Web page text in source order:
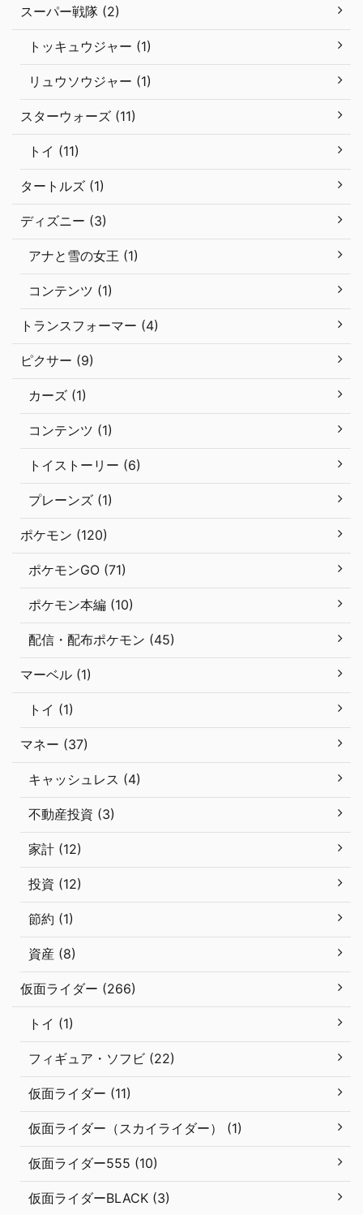
スーパー戦隊 (2)
トッキュウジャー (1)
リュウソウジャー (1)
スターウォーズ (11)
トイ (11)
タートルズ (1)
ディズニー (3)
アナと雪の女王 (1)
コンテンツ (1)
トランスフォーマー (4)
ピクサー (9)
カーズ (1)
コンテンツ (1)
トイストーリー (6)
プレーンズ (1)
ポケモン (120)
ポケモンGO (71)
ポケモン本編 (10)
配信・配布ポケモン (45)
マーベル (1)
トイ (1)
マネー (37)
キャッシュレス (4)
不動産投資 (3)
家計 (12)
投資 (12)
節約 (1)
資産 (8)
仮面ライダー (266)
トイ (1)
フィギュア・ソフビ (22)
仮面ライダー (11)
仮面ライダー（スカイライダー） (1)
仮面ライダー555 (10)
仮面ライダーBLACK (3)